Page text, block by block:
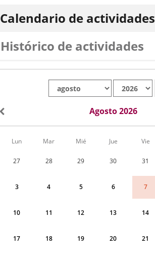
Calendario de actividades
Histórico de actividades
Agosto 2026
Calendario
correspondiente
Lun Mar Mié Jue Vie
27 28 29 30 31
3 4 5 6 7
10 11 12 13 14
17 18 19 20 21